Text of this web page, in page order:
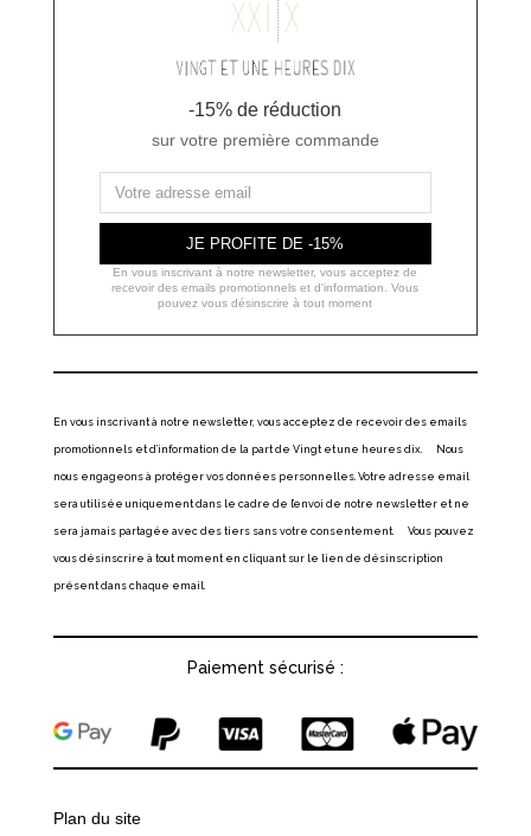
-15% de réduction
sur votre première commande
JE PROFITE DE -15%
En vous inscrivant à notre newsletter, vous acceptez de
recevoir des emails promotionnels et d'information. Vous
pouvez vous désinscrire à tout moment
En vous inscrivant à notre newsletter, vous acceptez de recevoir des emails
promotionnels et d’information de la part de Vingt et une heures dix. Nous
nous engageons à protéger vos données personnelles. Votre adresse email
sera utilisée uniquement dans le cadre de l’envoi de notre newsletter et ne
sera jamais partagée avec des tiers sans votre consentement. Vous pouvez
vous désinscrire à tout moment en cliquant sur le lien de désinscription
présent dans chaque email.
Paiement sécurisé :
Plan du site